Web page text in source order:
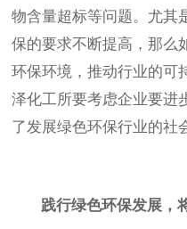
物含量超标等问题。尤其
保的要求不断提高 ，那么
环保环境 ，推动行业的可
泽化工所要考虑企业要进
了发展绿色环保行业的社
践行绿色环保发展，